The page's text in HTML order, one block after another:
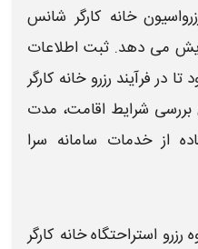
خانه کارگر شانس
می دهد. ثبت اطلاعات
در فرآیند رزرو خانه کارگر
شرایط اقامت، مدت
از خدمات سامانه سرا
رزرو استراحتگاه خانه کارگر